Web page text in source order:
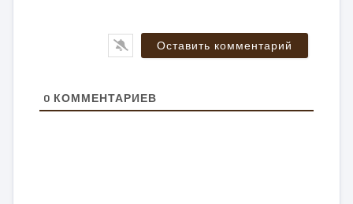
0 КОММЕНТАРИЕВ